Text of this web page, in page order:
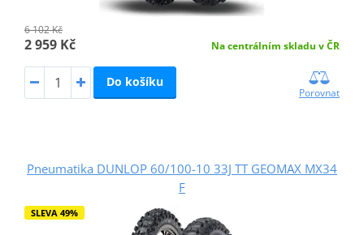
6 102 Kč
2 959 Kč Na centrálním skladu v ČR
Do košíku
Porovnat
Pneumatika DUNLOP 60/100-10 33J TT GEOMAX MX34
F
SLEVA 49%